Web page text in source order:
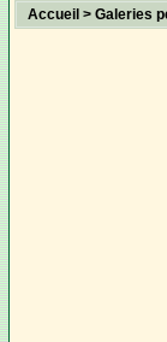
Accueil >Galeries